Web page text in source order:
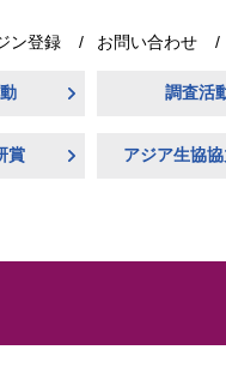
ン登録 お問い合わせ
調査活
賞 アジア生協